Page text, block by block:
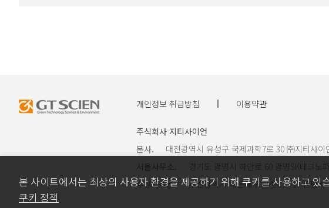
개인정보 취급방침 이용약관
주식회사 지티사이언
본사.
대전광역시 유성구 국제과학7로 30 ㈜지티사
서울사무소.
경기도 광명시 하안로 60 광명SK테크
부산사무소.
부산광역시 해운대구 APEC로 17 센텀
본 사이트에서는 최상의 사용자 환경을 제공하기 위해 쿠키를 사용하고
쿠키 정책